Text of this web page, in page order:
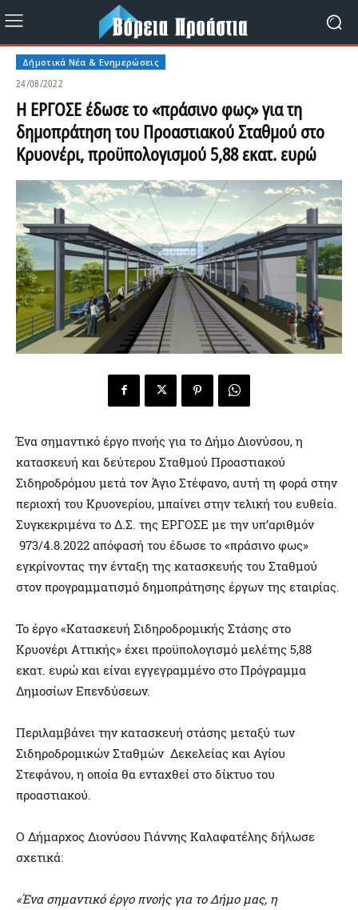
Δήμοτικά Νέα & Ενημερώσεις
24/08/2022
Η ΕΡΓΟΣΕ έδωσε το «πράσινο φως» για τη
δημοπράτηση του Προαστιακού Σταθμού στο
Κρυονέρι, προϋπολογισμού 5,88 εκατ. ευρώ
Ένα σημαντικό έργο πνοής για το Δήμο Διονύσου, η
κατασκευή και δεύτερου Σταθμού Προαστιακού
Σιδηροδρόμου μετά τον Άγιο Στέφανο, αυτή τη φορά στην
περιοχή του Κρυονερίου, μπαίνει στην τελική του ευθεία.
Συγκεκριμένα το Δ.Σ. της ΕΡΓΟΣΕ με την υπ’αριθμόν
973/4.8.2022 απόφασή του έδωσε το «πράσινο φως»
εγκρίνοντας την ένταξη της κατασκευής του Σταθμού
στον προγραμματισμό δημοπράτησης έργων της εταιρίας.
Το έργο «Κατασκευή Σιδηροδρομικής Στάσης στο
Κρυονέρι Αττικής» έχει προϋπολογισμό μελέτης 5,88
εκατ. ευρώ και είναι εγγεγραμμένο στο Πρόγραμμα
Δημοσίων Επενδύσεων.
Περιλαμβάνει την κατασκευή στάσης μεταξύ των
Σιδηροδρομικών Σταθμών Δεκελείας και Αγίου
Στεφάνου, η οποία θα ενταχθεί στο δίκτυο του
προαστιακού.
Ο Δήμαρχος Διονύσου Γιάννης Καλαφατέλης δήλωσε
σχετικά:
«Ένα σημαντικό έργο πνοής για το Δήμο μας, η